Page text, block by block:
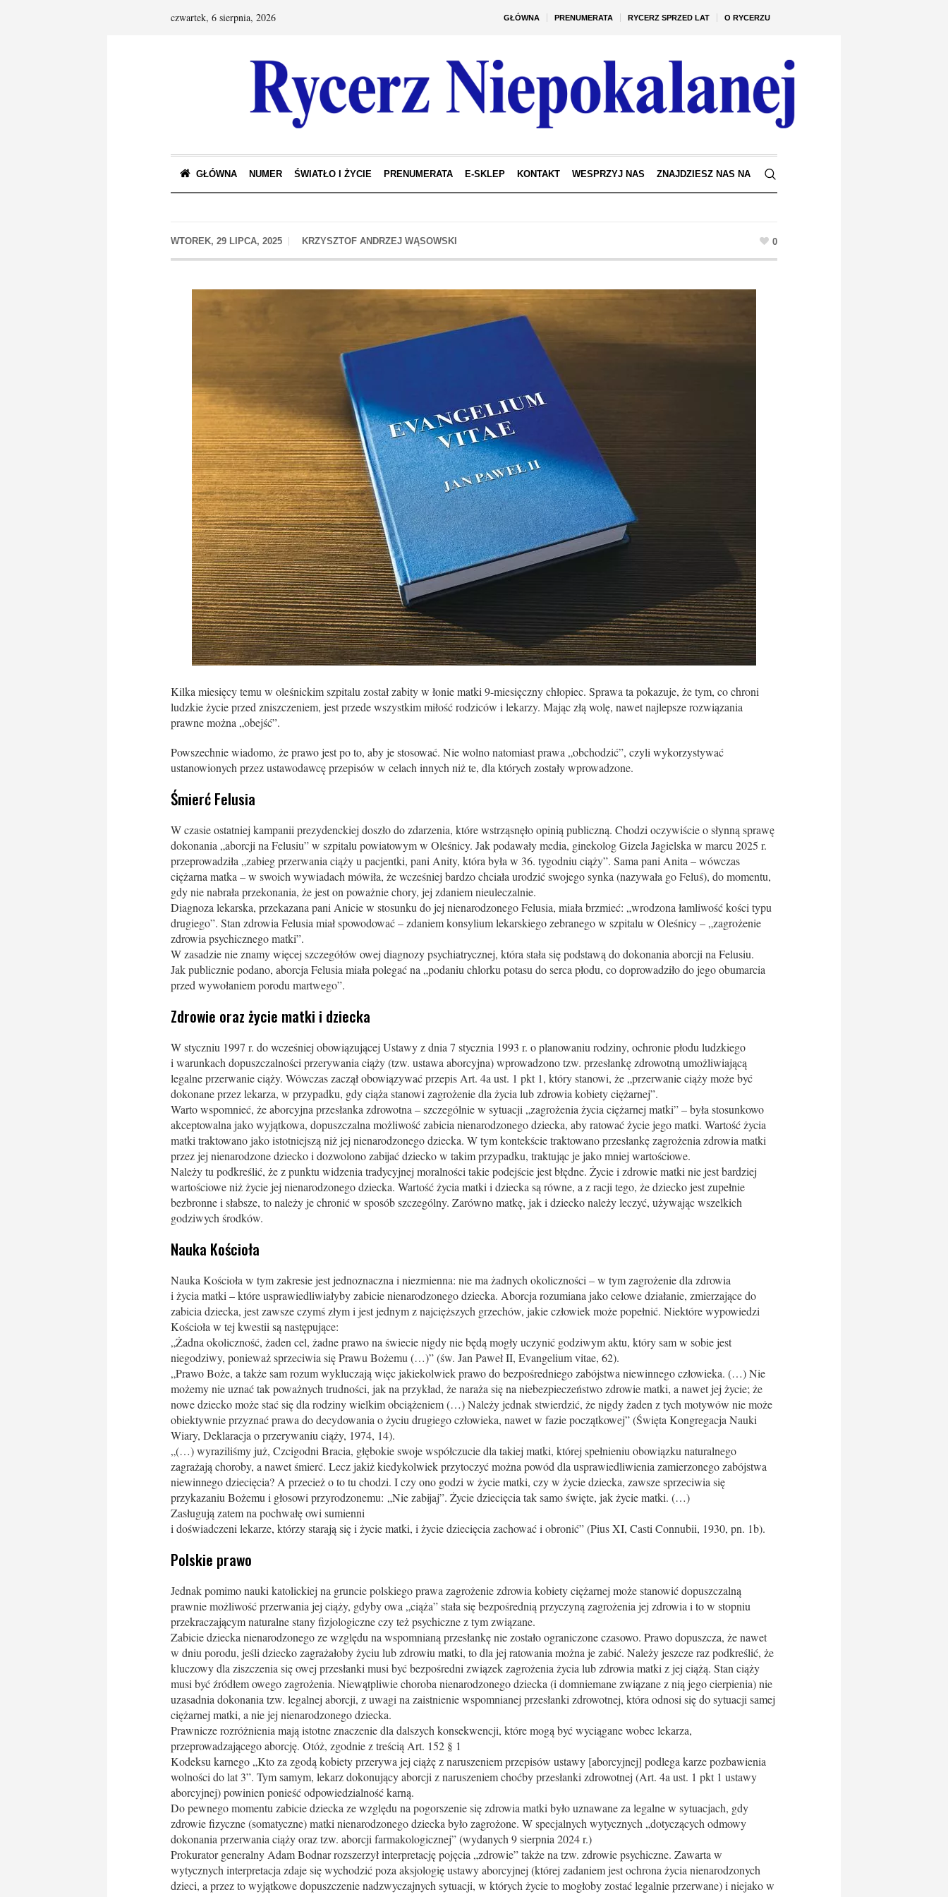
GŁÓWNA PRENUMERATA RYCERZ SPRZED LAT O RYCERZU
czwartek, 6 sierpnia, 2026
GŁÓWNA NUMER ŚWIATŁO I ŻYCIE PRENUMERATA E-SKLEP KONTAKT WESPRZYJ NAS ZNAJDZIESZ NAS NA
WTOREK, 29 LIPCA, 2025 0
Kilka miesięcy temu w oleśnickim szpitalu został zabity w łonie matki 9-miesięczny chłopiec. Sprawa ta pokazuje, że tym, co chroni
ludzkie życie przed zniszczeniem, jest przede wszystkim miłość rodziców i lekarzy. Mając złą wolę, nawet najlepsze rozwiązania
prawne można „obejść”.
Powszechnie wiadomo, że prawo jest po to, aby je stosować. Nie wolno natomiast prawa „obchodzić”, czyli wykorzystywać
ustanowionych przez ustawodawcę przepisów w celach innych niż te, dla których zostały wprowadzone.
Śmierć Felusia
W czasie ostatniej kampanii prezydenckiej doszło do zdarzenia, które wstrząsnęło opinią publiczną. Chodzi oczywiście o słynną sprawę
dokonania „aborcji na Felusiu” w szpitalu powiatowym w Oleśnicy. Jak podawały media, ginekolog Gizela Jagielska w marcu 2025 r.
przeprowadziła „zabieg przerwania ciąży u pacjentki, pani Anity, która była w 36. tygodniu ciąży”. Sama pani Anita – wówczas
ciężarna matka – w swoich wywiadach mówiła, że wcześniej bardzo chciała urodzić swojego synka (nazywała go Feluś), do momentu,
gdy nie nabrała przekonania, że jest on poważnie chory, jej zdaniem nieuleczalnie.
Diagnoza lekarska, przekazana pani Anicie w stosunku do jej nienarodzonego Felusia, miała brzmieć: „wrodzona łamliwość kości typu
drugiego”. Stan zdrowia Felusia miał spowodować – zdaniem konsylium lekarskiego zebranego w szpitalu w Oleśnicy – „zagrożenie
zdrowia psychicznego matki”.
W zasadzie nie znamy więcej szczegółów owej diagnozy psychiatrycznej, która stała się podstawą do dokonania aborcji na Felusiu.
Jak publicznie podano, aborcja Felusia miała polegać na „podaniu chlorku potasu do serca płodu, co doprowadziło do jego obumarcia
przed wywołaniem porodu martwego”.
Zdrowie oraz życie matki i dziecka
W styczniu 1997 r. do wcześniej obowiązującej Ustawy z dnia 7 stycznia 1993 r. o planowaniu rodziny, ochronie płodu ludzkiego
i warunkach dopuszczalności przerywania ciąży (tzw. ustawa aborcyjna) wprowadzono tzw. przesłankę zdrowotną umożliwiającą
legalne przerwanie ciąży. Wówczas zaczął obowiązywać przepis Art. 4a ust. 1 pkt 1, który stanowi, że „przerwanie ciąży może być
dokonane przez lekarza, w przypadku, gdy ciąża stanowi zagrożenie dla życia lub zdrowia kobiety ciężarnej”.
Warto wspomnieć, że aborcyjna przesłanka zdrowotna – szczególnie w sytuacji „zagrożenia życia ciężarnej matki” – była stosunkowo
akceptowalna jako wyjątkowa, dopuszczalna możliwość zabicia nienarodzonego dziecka, aby ratować życie jego matki. Wartość życia
matki traktowano jako istotniejszą niż jej nienarodzonego dziecka. W tym kontekście traktowano przesłankę zagrożenia zdrowia matki
przez jej nienarodzone dziecko i dozwolono zabijać dziecko w takim przypadku, traktując je jako mniej wartościowe.
Należy tu podkreślić, że z punktu widzenia tradycyjnej moralności takie podejście jest błędne. Życie i zdrowie matki nie jest bardziej
wartościowe niż życie jej nienarodzonego dziecka. Wartość życia matki i dziecka są równe, a z racji tego, że dziecko jest zupełnie
bezbronne i słabsze, to należy je chronić w sposób szczególny. Zarówno matkę, jak i dziecko należy leczyć, używając wszelkich
godziwych środków.
Nauka Kościoła
Nauka Kościoła w tym zakresie jest jednoznaczna i niezmienna: nie ma żadnych okoliczności – w tym zagrożenie dla zdrowia
i życia matki – które usprawiedliwiałyby zabicie nienarodzonego dziecka. Aborcja rozumiana jako celowe działanie, zmierzające do
zabicia dziecka, jest zawsze czymś złym i jest jednym z najcięższych grzechów, jakie człowiek może popełnić. Niektóre wypowiedzi
Kościoła w tej kwestii są następujące:
„Żadna okoliczność, żaden cel, żadne prawo na świecie nigdy nie będą mogły uczynić godziwym aktu, który sam w sobie jest
niegodziwy, ponieważ sprzeciwia się Prawu Bożemu (…)” (św. Jan Paweł II, Evangelium vitae, 62).
„Prawo Boże, a także sam rozum wykluczają więc jakiekolwiek prawo do bezpośredniego zabójstwa niewinnego człowieka. (…) Nie
możemy nie uznać tak poważnych trudności, jak na przykład, że naraża się na niebezpieczeństwo zdrowie matki, a nawet jej życie; że
nowe dziecko może stać się dla rodziny wielkim obciążeniem (…) Należy jednak stwierdzić, że nigdy żaden z tych motywów nie może
obiektywnie przyznać prawa do decydowania o życiu drugiego człowieka, nawet w fazie początkowej” (Święta Kongregacja Nauki
Wiary, Deklaracja o przerywaniu ciąży, 1974, 14).
„(…) wyraziliśmy już, Czcigodni Bracia, głębokie swoje współczucie dla takiej matki, której spełnieniu obowiązku naturalnego
zagrażają choroby, a nawet śmierć. Lecz jakiż kiedykolwiek przytoczyć można powód dla usprawiedliwienia zamierzonego zabójstwa
niewinnego dziecięcia? A przecież o to tu chodzi. I czy ono godzi w życie matki, czy w życie dziecka, zawsze sprzeciwia się
przykazaniu Bożemu i głosowi przyrodzonemu: „Nie zabijaj”. Życie dziecięcia tak samo święte, jak życie matki. (…)
Zasługują zatem na pochwałę owi sumienni
i doświadczeni lekarze, którzy starają się i życie matki, i życie dziecięcia zachować i obronić” (Pius XI, Casti Connubii, 1930, pn. 1b).
Polskie prawo
Jednak pomimo nauki katolickiej na gruncie polskiego prawa zagrożenie zdrowia kobiety ciężarnej może stanowić dopuszczalną
prawnie możliwość przerwania jej ciąży, gdyby owa „ciąża” stała się bezpośrednią przyczyną zagrożenia jej zdrowia i to w stopniu
przekraczającym naturalne stany fizjologiczne czy też psychiczne z tym związane.
Zabicie dziecka nienarodzonego ze względu na wspomnianą przesłankę nie zostało ograniczone czasowo. Prawo dopuszcza, że nawet
w dniu porodu, jeśli dziecko zagrażałoby życiu lub zdrowiu matki, to dla jej ratowania można je zabić. Należy jeszcze raz podkreślić, że
kluczowy dla ziszczenia się owej przesłanki musi być bezpośredni związek zagrożenia życia lub zdrowia matki z jej ciążą. Stan ciąży
musi być źródłem owego zagrożenia. Niewątpliwie choroba nienarodzonego dziecka (i domniemane związane z nią jego cierpienia) nie
uzasadnia dokonania tzw. legalnej aborcji, z uwagi na zaistnienie wspomnianej przesłanki zdrowotnej, która odnosi się do sytuacji samej
ciężarnej matki, a nie jej nienarodzonego dziecka.
Prawnicze rozróżnienia mają istotne znaczenie dla dalszych konsekwencji, które mogą być wyciągane wobec lekarza,
przeprowadzającego aborcję. Otóż, zgodnie z treścią Art. 152 § 1
Kodeksu karnego „Kto za zgodą kobiety przerywa jej ciążę z naruszeniem przepisów ustawy [aborcyjnej] podlega karze pozbawienia
wolności do lat 3”. Tym samym, lekarz dokonujący aborcji z naruszeniem choćby przesłanki zdrowotnej (Art. 4a ust. 1 pkt 1 ustawy
aborcyjnej) powinien ponieść odpowiedzialność karną.
Do pewnego momentu zabicie dziecka ze względu na pogorszenie się zdrowia matki było uznawane za legalne w sytuacjach, gdy
zdrowie fizyczne (somatyczne) matki nienarodzonego dziecka było zagrożone. W specjalnych wytycznych „dotyczących odmowy
dokonania przerwania ciąży oraz tzw. aborcji farmakologicznej” (wydanych 9 sierpnia 2024 r.)
Prokurator generalny Adam Bodnar rozszerzył interpretację pojęcia „zdrowie” także na tzw. zdrowie psychiczne. Zawarta w
wytycznych interpretacja zdaje się wychodzić poza aksjologię ustawy aborcyjnej (której zadaniem jest ochrona życia nienarodzonych
dzieci, a przez to wyjątkowe dopuszczenie nadzwyczajnych sytuacji, w których życie to mogłoby zostać legalnie przerwane) i niejako w